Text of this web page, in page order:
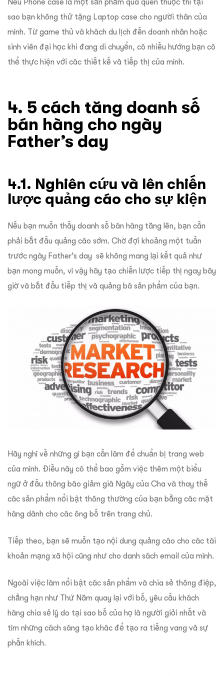
Nếu Phone case là một sản phẩm quá quen thuộc thì tại
sao bạn không thử tặng Laptop case cho người thân của
mình. Từ game thủ và khách du lịch đến doanh nhân hoặc
sinh viên đại học khi đang di chuyển, có nhiều hướng bạn có
thể thực hiện với các thiết kế và tiếp thị của mình.
4. 5 cách tăng doanh số
bán hàng cho ngày
Father’s day
4.1. Nghiên cứu và lên chiến
lược quảng cáo cho sự kiện
Nếu bạn muốn thấy doanh số bán hàng tăng lên, bạn cần
phải bắt đầu quảng cáo sớm. Chờ đợi khoảng một tuần
trước ngày Father’s day sẽ không mang lại kết quả như
bạn mong muốn, vì vậy hãy tạo chiến lược tiếp thị ngay bây
giờ và bắt đầu tiếp thị và quảng bá sản phẩm của bạn.
Hãy nghĩ về những gì bạn cần làm để chuẩn bị trang web
của mình. Điều này có thể bao gồm việc thêm một biểu
ngữ ở đầu thông báo giảm giá Ngày của Cha và thay thế
các sản phẩm nổi bật thông thường của bạn bằng các mặt
hàng dành cho các ông bố trên trang chủ.
Tiếp theo, bạn sẽ muốn tạo nội dung quảng cáo cho các tài
khoản mạng xã hội cũng như cho danh sách email của mình.
Ngoài việc làm nổi bật các sản phẩm và chia sẻ thông điệp,
chẳng hạn như Thứ Năm quay lại với bố, yêu cầu khách
hàng chia sẻ lý do tại sao bố của họ là người giỏi nhất và
tìm những cách sáng tạo khác để tạo ra tiếng vang và sự
phấn khích.